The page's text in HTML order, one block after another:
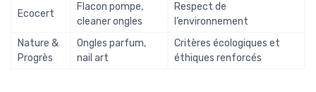
Ecocert
Flacon pompe,
cleaner ongles
Respect de
l’environnement
Nature &
Progrès
Ongles parfum,
nail art
Critères écologiques et
éthiques renforcés